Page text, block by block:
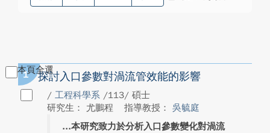
本頁全選
1 探討入口參數對渦流管效能的影響
/ 工程科學系 /113/ 碩士
研究生： 尤鵬程
指導教授： 吳毓庭
本研究致力於分析入口參數變化對渦流